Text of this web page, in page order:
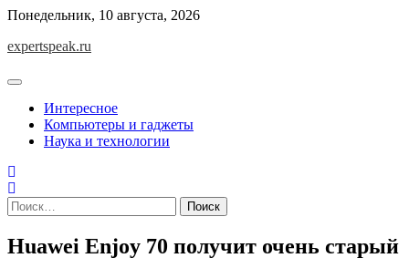
Skip
content
Понедельник, 10 августа, 2026
expertspeak.ru
Интересное
Компьютеры и гаджеты
Наука и технологии
Найти:
Huawei Enjoy 70 получит очень старый